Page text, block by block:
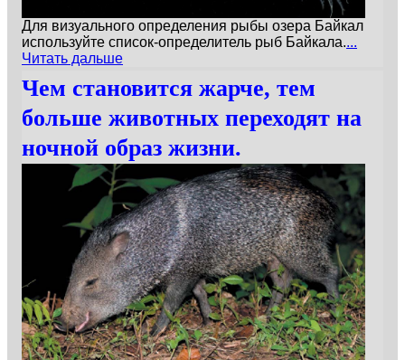
Для визуального определения рыбы озера Байкал
используйте список-определитель рыб Байкала....
Читать дальше
Чем становится жарче, тем
больше животных переходят на
ночной образ жизни.